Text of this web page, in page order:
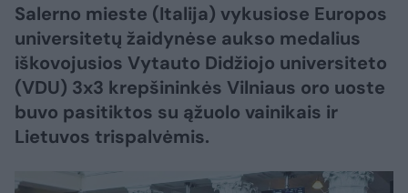
Salerno mieste (Italija) vykusiose Europos
universitetų žaidynėse aukso medalius
iškovojusios Vytauto Didžiojo universiteto
(VDU) 3x3 krepšininkės Vilniaus oro uoste
buvo pasitiktos su ąžuolo vainikais ir
Lietuvos trispalvėmis.